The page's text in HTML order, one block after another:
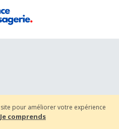
pour améliorer votre expérience
Je comprends